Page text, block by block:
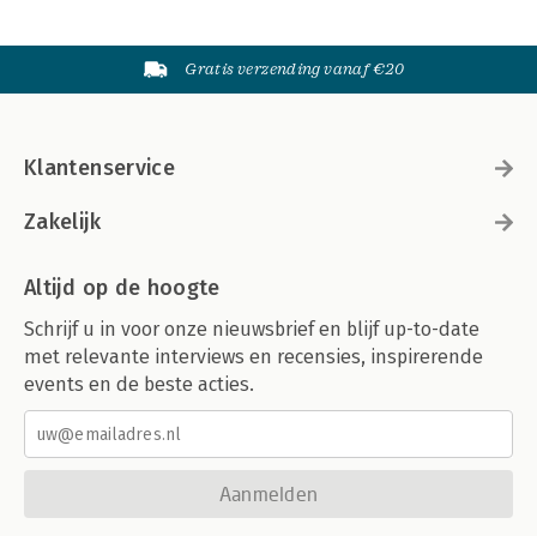
Gratis verzending vanaf €20
Klantenservice
Zakelijk
Altijd op de hoogte
Schrijf u in voor onze nieuwsbrief en blijf up-to-date
met relevante interviews en recensies, inspirerende
events en de beste acties.
Aanmelden